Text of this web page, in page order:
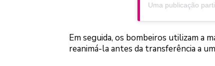
Em seguida, os bombeiros utilizam a
reanimá-la antes da transferência a